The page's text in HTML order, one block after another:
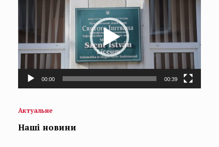
00:00 00:39
Актуальне
Наші новини